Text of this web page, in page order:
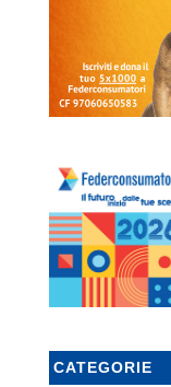
CATEGORIE